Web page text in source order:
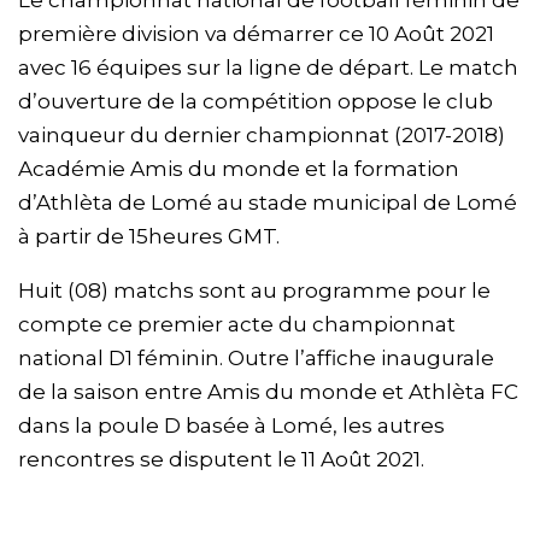
première division va démarrer ce 10 Août 2021
avec 16 équipes sur la ligne de départ. Le match
d’ouverture de la compétition oppose le club
vainqueur du dernier championnat (2017-2018)
Académie Amis du monde et la formation
d’Athlèta de Lomé au stade municipal de Lomé
à partir de 15heures GMT.
Huit (08) matchs sont au programme pour le
compte ce premier acte du championnat
national D1 féminin. Outre l’affiche inaugurale
de la saison entre Amis du monde et Athlèta FC
dans la poule D basée à Lomé, les autres
rencontres se disputent le 11 Août 2021.